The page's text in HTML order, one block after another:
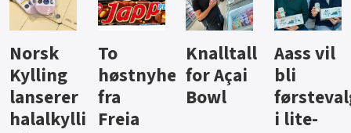
Knalltall
for Açai
Bowl
Aass vil
bli
førstevalg
i lite-
Brus og
jus fra
Berentsen
Hard
iste fra
Hansa